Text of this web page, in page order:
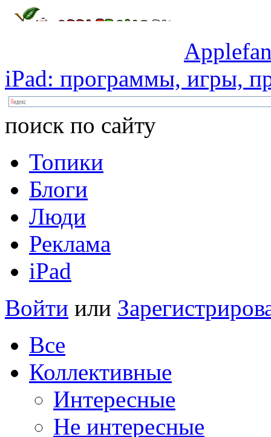
iPad: программы, игры,
поиск по сайту
Топики
Блоги
Люди
Реклама
iPad
Войти или
Все
Коллективные
Интересные
Не интересные